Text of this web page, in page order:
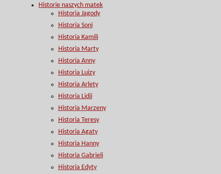
Historie naszych matek
Historia Jagody
Historia Soni
Historia Kamili
Historia Marty
Historia Anny
Historia Luizy
Historia Arlety
Historia Lidii
Historia Marzeny
Historia Teresy
Historia Agaty
Historia Hanny
Historia Gabrieli
Historia Edyty